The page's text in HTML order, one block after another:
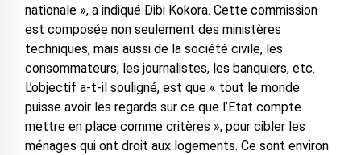
nationale », a indiqué Dibi Kokora. Cette commission
est composée non seulement des ministères
techniques, mais aussi de la société civile, les
consommateurs, les journalistes, les banquiers, etc.
L’objectif a-t-il souligné, est que « tout le monde
puisse avoir les regards sur ce que l’Etat compte
mettre en place comme critères », pour cibler les
ménages qui ont droit aux logements. Ce sont environ